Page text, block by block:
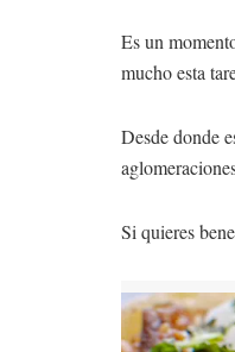
Es un
mucho esta
Desde donde
Si quieres